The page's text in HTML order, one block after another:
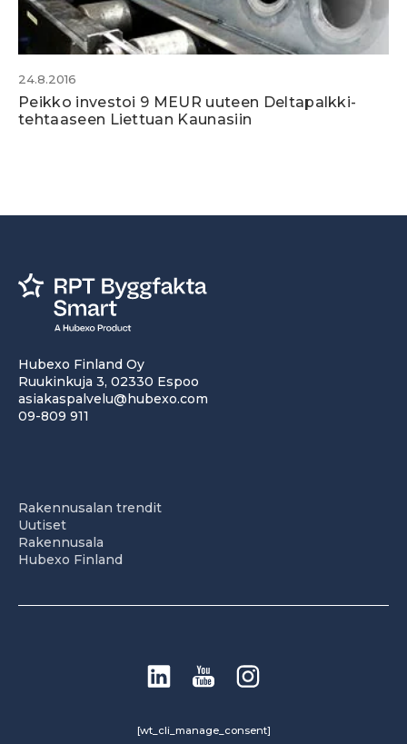
24.8.2016
Peikko investoi 9 MEUR uuteen Deltapalkki-
tehtaaseen Liettuan Kaunasiin
Hubexo Finland Oy
Ruukinkuja 3, 02330 Espoo
asiakaspalvelu@hubexo.com
09-809 911
Rakennusalan trendit
Uutiset
Rakennusala
Hubexo Finland
[wt_cli_manage_consent]